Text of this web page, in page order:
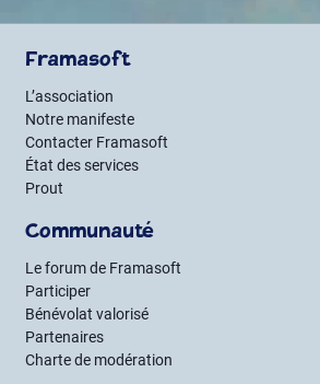
Framasoft
L’association
Notre manifeste
Contacter Framasoft
État des services
Prout
Communauté
Le forum de Framasoft
Participer
Bénévolat valorisé
Partenaires
Charte de modération